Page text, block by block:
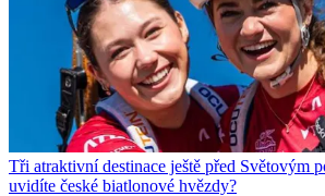
Tři atraktivní destinace ještě před Světovým
uvidíte české biatlonové hvězdy?